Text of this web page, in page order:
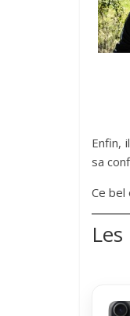
Enfin,
sa
Ce